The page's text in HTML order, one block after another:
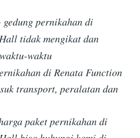
pernikahan di
tidak mengikat dan
waktu
di Renata Function
transport, peralatan dan
paket pernikahan di